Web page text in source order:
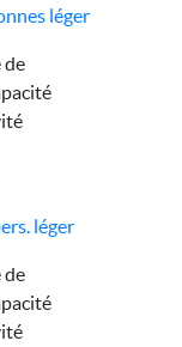
léger
de
léger
de